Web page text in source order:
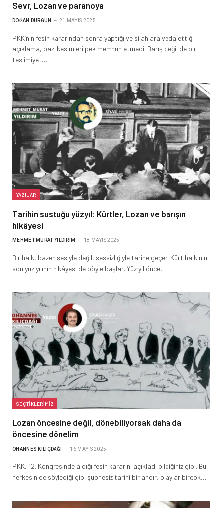
Sevr, Lozan ve paranoya
DOĞAN DURGUN 21 MAYIS 2025
PKK’nin fesih kararından sonra yaptığı ve silahlara veda ettiği
açıklama, bazı kesimleri pek memnun etmedi. Barış değil de bir
teslimiyet…
YAZILAR
Tarihin sustuğu yüzyıl: Kürtler, Lozan ve barışın
hikâyesi
MEHMET MURAT YILDIRIM 18 MAYIS 2025
Bir halk, bazen sesiyle değil, sessizliğiyle tarihe geçer. Kürt halkının
son yüz yılının hikâyesi de böyle başlar. Yüz yıl önce,…
SEÇTIKLERIMIZ
Lozan öncesine değil, dönebiliyorsak daha da
öncesine dönelim
OHANNES KILIÇDAĞI 16 MAYIS 2025
PKK, 12. Kongresinde aldığı fesih kararını açıkladı bildiğiniz gibi. Bu,
herkesin de söylediği gibi şüphesiz tarihi bir andır, olaylar birçok…